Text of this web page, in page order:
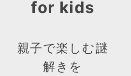
for kids
親子で楽しむ謎
解きを